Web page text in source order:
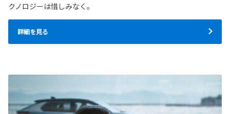
クノロジーは惜しみなく。
詳細を見る